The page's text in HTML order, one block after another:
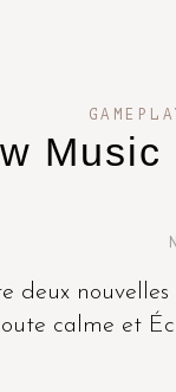
deux
calme et